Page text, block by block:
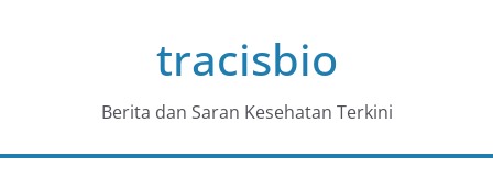
tracisbio
Berita dan Saran Kesehatan Terkini